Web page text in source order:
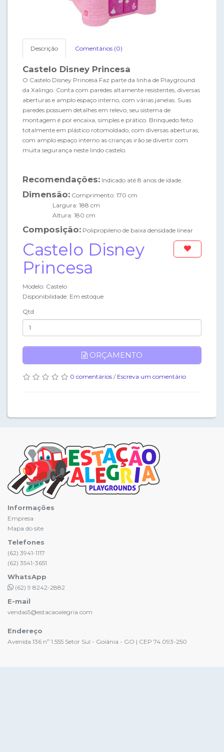
Descrição Comentários (0)
Castelo Disney Princesa
O Castelo Disney Princesa Faz parte da linha de Playground
da Xalingo. Conta com paredes altamente resistentes, diversas
aberturas e amplo espaço interno, com várias janelas. Suas
paredes possuem detalhes em relevo, seu sistema de
montagem é por encaixa, simples e prático. Brinquedo feito
totalmente em plástico rotomoldado, com diversas aberturas,
com amplo espaço interno as crianças irão se divertir com
muita segurança neste lindo castelo.
Recomendações: Indicado até 8 anos de idade.
Dimensão: Comprimento: 170 cm
Largura: 188 cm
Altura: 180 cm
Composição: Polipropileno de baixa densidade linear
Castelo Disney
Princesa
Modelo: Castelo
Disponibilidade: Em estoque
Qtd
ORÇAMENTO
0 comentários / Escreva um comentário
Informações
Empresa
Mapa do site
Telefones
(62) 3941-1117
(62) 3541-3651
WhatsApp
(62) 9 8242-2882
E-mail
vendas5@estacaoalegria.com
Endereço
Avenida 136 nº 1.555 Setor Sul - Goiânia - GO | CEP 74.093-250